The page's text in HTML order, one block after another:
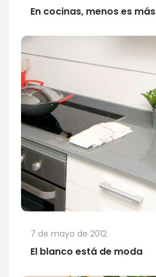
En cocinas, menos es más
El blanco está de moda
7 de mayo de 2012